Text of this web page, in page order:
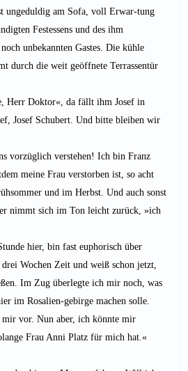
ungeduldig am Sofa, voll Erwar-tung
Festessens und des ihm
unbekannten Gastes. Die kühle
durch die weit geöffnete Terrassentür
Herr Doktor«, da fällt ihm Josef in
Josef Schubert. Und bitte bleiben wir
vorzüglich verstehen! Ich bin Franz
meine Frau verstorben ist, so acht
und im Herbst. Und auch sonst
nimmt sich im Ton leicht zurück, »ich
hier, bin fast euphorisch über
drei Wochen Zeit und weiß schon jetzt,
Im Zug überlegte ich mir noch, was
im Rosalien-gebirge machen solle.
mir vor. Nun aber, ich könnte mir
Frau Anni Platz für mich hat.«